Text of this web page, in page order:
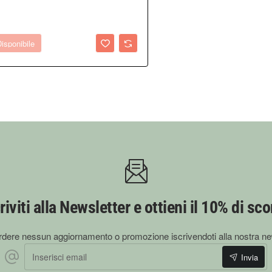
sciolto, mescolandolo continuamente, si spegne la fiamma e si
alla Newsletter e ottieni il 10% di
nessun aggiornamento o promozione iscrivendoti alla nostra
Inserisci email
Invia